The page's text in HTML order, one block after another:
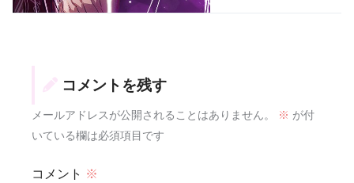
コメントを残す
メールアドレスが公開されることはありません。 ※ が付
いている欄は必須項目です
コメント ※